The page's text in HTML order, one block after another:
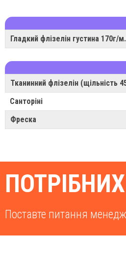
Гладкий флізелін густина 170г/
Тканинний флізелін (щільність
Санторіні
Фреска
Поставте питання